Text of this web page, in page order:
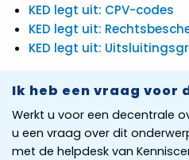
Innovatiepartnerschap
Van
aankondiging
tot
KED legt uit: CPV-codes
KED legt uit:
KED legt uit:
Ik heb een vraag voor
Werkt u voor een decentrale
u een vraag over dit
met de helpdesk van